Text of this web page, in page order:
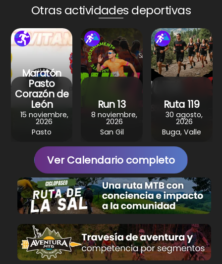
A
p
p
b
o
k
st a
m
Otras actividades deportivas
Maratón
Pasto
Corazón de
León
15 noviembre,
2026
Pasto
Run 13
8 noviembre,
2026
San Gil
Ruta 119
30 agosto,
2026
Buga, Valle
Ver Calendario completo